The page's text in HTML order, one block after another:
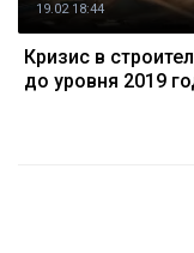
19.02 18:44
Кризис в
до уровня 2019